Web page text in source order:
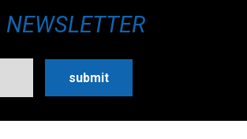
NEWSLETTER